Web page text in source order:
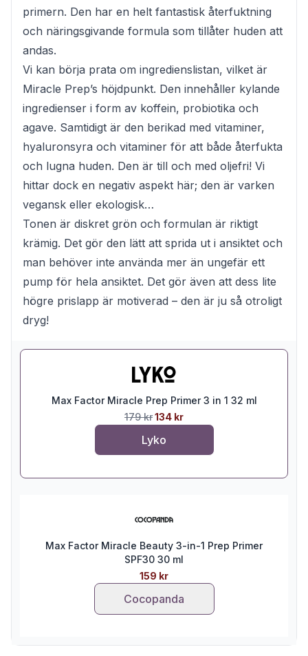
primern. Den har en helt fantastisk återfuktning
och näringsgivande formula som tillåter huden att
andas.
Vi kan börja prata om ingredienslistan, vilket är
Miracle Prep’s höjdpunkt. Den innehåller kylande
ingredienser i form av koffein, probiotika och
agave. Samtidigt är den berikad med vitaminer,
hyaluronsyra och vitaminer för att både återfukta
och lugna huden. Den är till och med oljefri! Vi
hittar dock en negativ aspekt här; den är varken
vegansk eller ekologisk…
Tonen är diskret grön och formulan är riktigt
krämig. Det gör den lätt att sprida ut i ansiktet och
man behöver inte använda mer än ungefär ett
pump för hela ansiktet. Det gör även att dess lite
högre prislapp är motiverad – den är ju så otroligt
dryg!
Max Factor Miracle Prep Primer 3 in 1 32 ml
179 kr134 kr
Lyko
Max Factor Miracle Beauty 3-in-1 Prep Primer
SPF30 30 ml
159 kr
Cocopanda